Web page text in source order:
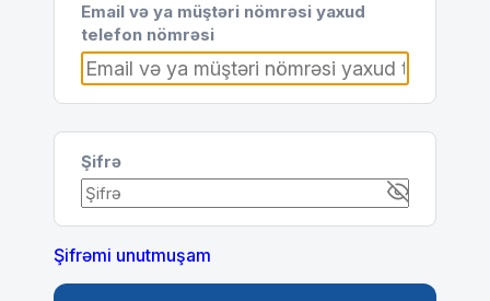
Email və ya müştəri nömrəsi yaxud
telefon nömrəsi
Şifrə
Şifrəmi unutmuşam